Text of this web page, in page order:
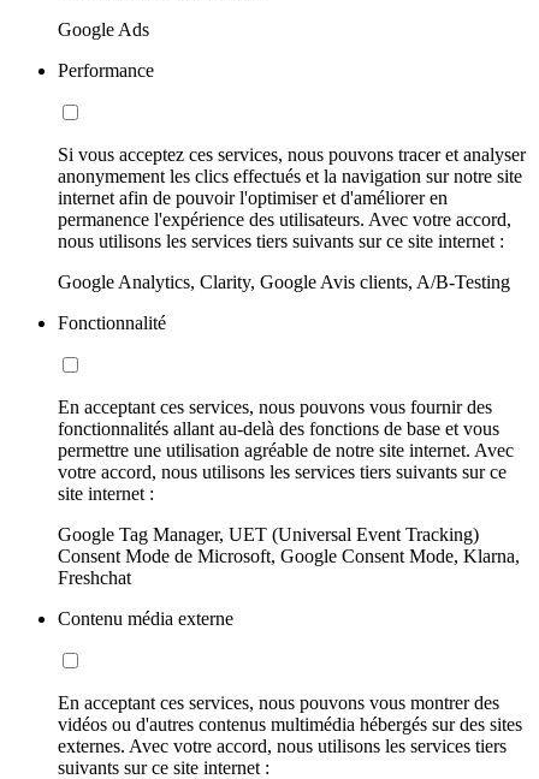
Google Ads
Performance
Si vous acceptez ces services, nous pouvons tracer et analyser
anonymement les clics effectués et la navigation sur notre site
internet afin de pouvoir l'optimiser et d'améliorer en
permanence l'expérience des utilisateurs. Avec votre accord,
nous utilisons les services tiers suivants sur ce site internet :
Google Analytics, Clarity, Google Avis clients, A/B-Testing
Fonctionnalité
En acceptant ces services, nous pouvons vous fournir des
fonctionnalités allant au-delà des fonctions de base et vous
permettre une utilisation agréable de notre site internet. Avec
votre accord, nous utilisons les services tiers suivants sur ce
site internet :
Google Tag Manager, UET (Universal Event Tracking)
Consent Mode de Microsoft, Google Consent Mode, Klarna,
Freshchat
Contenu média externe
En acceptant ces services, nous pouvons vous montrer des
vidéos ou d'autres contenus multimédia hébergés sur des sites
externes. Avec votre accord, nous utilisons les services tiers
suivants sur ce site internet :